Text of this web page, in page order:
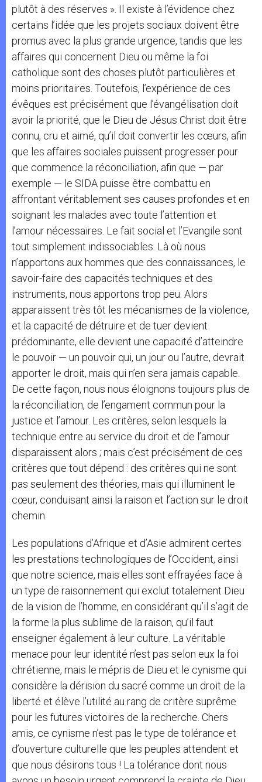
plutôt à des réserves ». Il existe à l’évidence chez
certains l’idée que les projets sociaux doivent être
promus avec la plus grande urgence, tandis que les
affaires qui concernent Dieu ou même la foi
catholique sont des choses plutôt particulières et
moins prioritaires. Toutefois, l’expérience de ces
évêques est précisément que l’évangélisation doit
avoir la priorité, que le Dieu de Jésus Christ doit être
connu, cru et aimé, qu’il doit convertir les cœurs, afin
que les affaires sociales puissent progresser pour
que commence la réconciliation, afin que — par
exemple — le SIDA puisse être combattu en
affrontant véritablement ses causes profondes et en
soignant les malades avec toute l’attention et
l’amour nécessaires. Le fait social et l’Evangile sont
tout simplement indissociables. Là où nous
n’apportons aux hommes que des connaissances, le
savoir-faire des capacités techniques et des
instruments, nous apportons trop peu. Alors
apparaissent très tôt les mécanismes de la violence,
et la capacité de détruire et de tuer devient
prédominante, elle devient une capacité d’atteindre
le pouvoir — un pouvoir qui, un jour ou l’autre, devrait
apporter le droit, mais qui n’en sera jamais capable.
De cette façon, nous nous éloignons toujours plus de
la réconciliation, de l’engament commun pour la
justice et l’amour. Les critères, selon lesquels la
technique entre au service du droit et de l’amour
disparaissent alors ; mais c’est précisément de ces
critères que tout dépend : des critères qui ne sont
pas seulement des théories, mais qui illuminent le
cœur, conduisant ainsi la raison et l’action sur le droit
chemin.
Les populations d’Afrique et d’Asie admirent certes
les prestations technologiques de l’Occident, ainsi
que notre science, mais elles sont effrayées face à
un type de raisonnement qui exclut totalement Dieu
de la vision de l’homme, en considérant qu’il s’agit de
la forme la plus sublime de la raison, qu’il faut
enseigner également à leur culture. La véritable
menace pour leur identité n’est pas selon eux la foi
chrétienne, mais le mépris de Dieu et le cynisme qui
considère la dérision du sacré comme un droit de la
liberté et élève l’utilité au rang de critère suprême
pour les futures victoires de la recherche. Chers
amis, ce cynisme n’est pas le type de tolérance et
d’ouverture culturelle que les peuples attendent et
que nous désirons tous ! La tolérance dont nous